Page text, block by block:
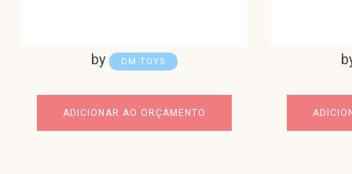
by DM TOYS
ADICIONAR AO ORÇAMENTO